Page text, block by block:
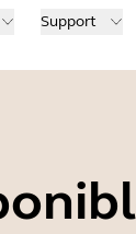
Support